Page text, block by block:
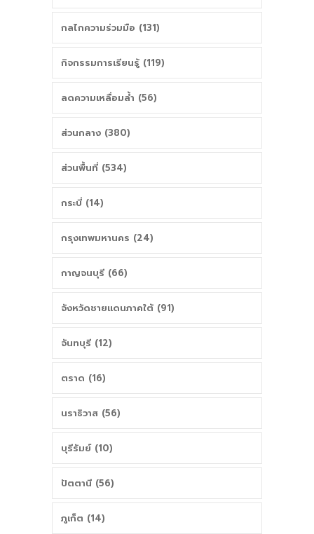
กลไกความร่วมมือ (131)
กิจกรรมการเรียนรู้ (119)
ลดความเหลื่อมล้ำ (56)
ส่วนกลาง (380)
ส่วนพื้นที่ (534)
กระบี่ (14)
กรุงเทพมหานคร (24)
กาญจนบุรี (66)
จังหวัดชายแดนภาคใต้ (91)
จันทบุรี (12)
ตราด (16)
นราธิวาส (56)
บุรีรัมย์ (10)
ปัตตานี (56)
ภูเก็ต (14)